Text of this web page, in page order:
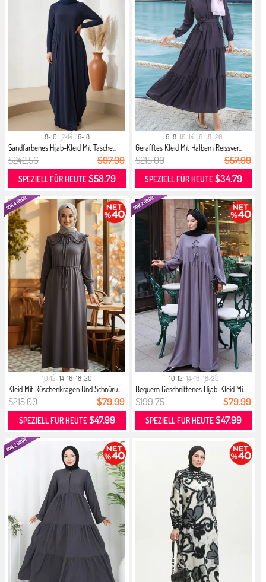
8-10 12-14 16-18
Sandfarbenes Hijab-Kleid Mit Tasche...
$242.56 $97.99
SPEZIELL FÜR HEUTE$58.79
6 8 10 14 16 18 20
Gerafftes Kleid Mit Halbem Reissver...
$215.00 $57.99
SPEZIELL FÜR HEUTE$34.79
10-12 14-16 18-20
Kleid Mit Rüschenkragen Und Schnüru...
$215.00 $79.99
SPEZIELL FÜR HEUTE$47.99
10-12 14-16 18-20
Bequem Geschnittenes Hijab-Kleid Mi...
$199.75 $79.99
SPEZIELL FÜR HEUTE$47.99